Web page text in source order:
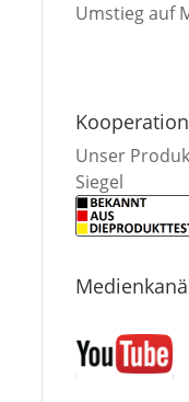
Umstieg auf
Unser
Siegel